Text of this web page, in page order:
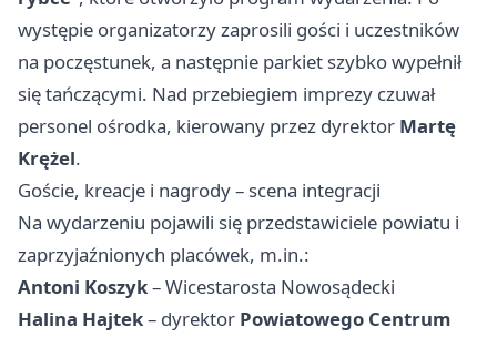
występie organizatorzy zaprosili gości i uczestników
na poczęstunek, a następnie parkiet szybko wypełnił
się tańczącymi. Nad przebiegiem imprezy czuwał
personel ośrodka, kierowany przez dyrektor Martę
Krężel.
Goście, kreacje i nagrody – scena integracji
Na wydarzeniu pojawili się przedstawiciele powiatu i
zaprzyjaźnionych placówek, m.in.:
Antoni Koszyk– Wicestarosta Nowosądecki
Halina Hajtek– dyrektor Powiatowego Centrum